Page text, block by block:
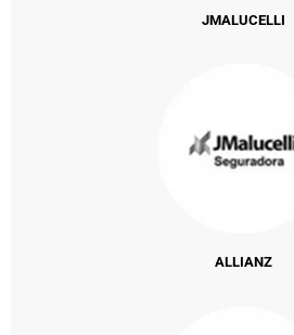
JMALUCELLI
ALLIANZ